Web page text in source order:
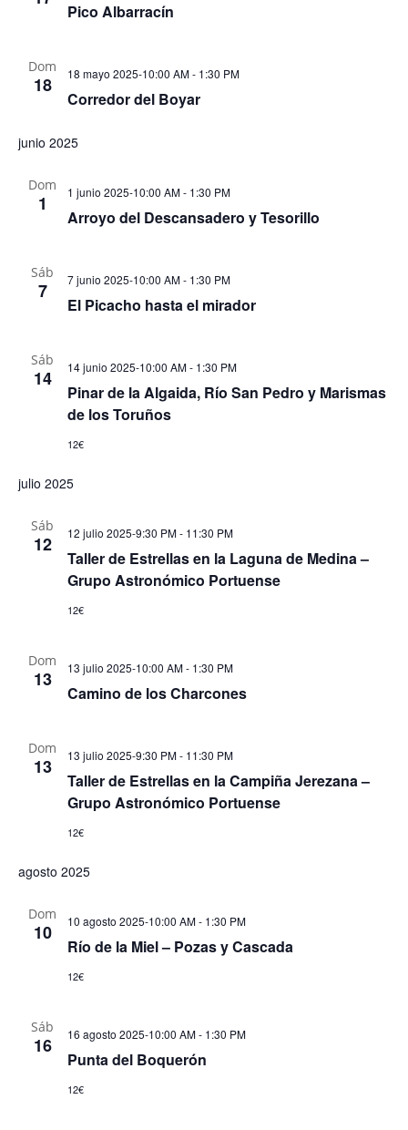
Pico Albarracín
Dom
18 18 mayo 2025-10:00 AM- 1:30 PM
Corredor del Boyar
junio 2025
Dom
1 1 junio 2025-10:00 AM- 1:30 PM
Arroyo del Descansadero y Tesorillo
Sáb
7 7 junio 2025-10:00 AM- 1:30 PM
El Picacho hasta el mirador
Sáb
14 14 junio 2025-10:00 AM- 1:30 PM
Pinar de la Algaida, Río San Pedro y Marismas
de los Toruños
12€
julio 2025
Sáb
12 12 julio 2025-9:30 PM- 11:30 PM
Taller de Estrellas en la Laguna de Medina –
Grupo Astronómico Portuense
12€
Dom
13 13 julio 2025-10:00 AM- 1:30 PM
Camino de los Charcones
Dom
13 13 julio 2025-9:30 PM- 11:30 PM
Taller de Estrellas en la Campiña Jerezana –
Grupo Astronómico Portuense
12€
agosto 2025
Dom
10 10 agosto 2025-10:00 AM- 1:30 PM
Río de la Miel – Pozas y Cascada
12€
Sáb
16 16 agosto 2025-10:00 AM- 1:30 PM
Punta del Boquerón
12€